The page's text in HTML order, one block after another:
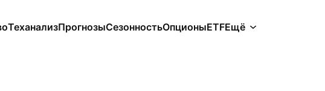
ТеханализПрогнозыСезонностьОпционыETFЕщё